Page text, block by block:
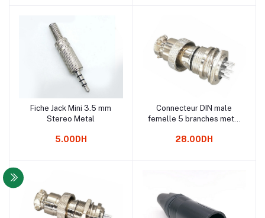
Ajouter au panier
Fiche Jack Mini 3.5 mm
Stereo Metal
5.00DH
Ajouter au panier
Connecteur DIN male
femelle 5 branches metal
28.00DH